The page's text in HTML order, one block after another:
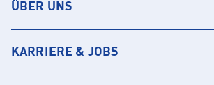
ÜBER UNS
KARRIERE & JOBS